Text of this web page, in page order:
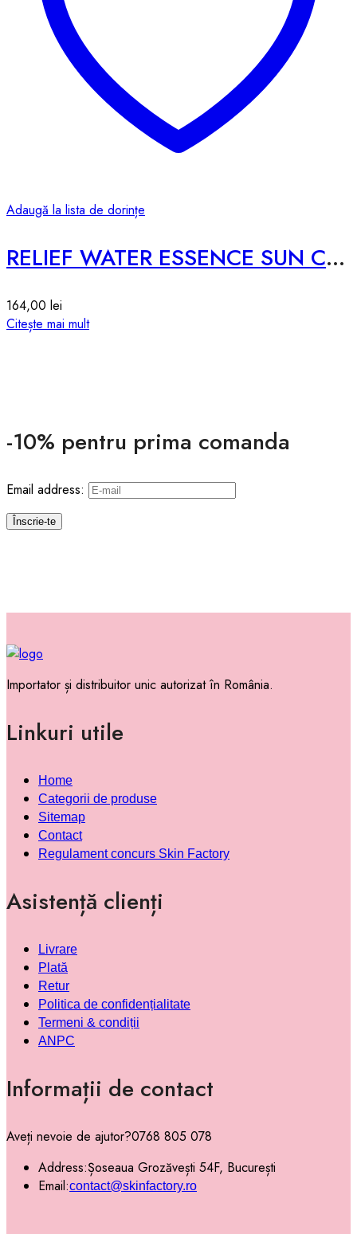
Adaugă la lista de dorințe
RELIEF WATER ESSENCE SUN CREAM – 50ml
164,00 lei
Citește mai mult
-10% pentru prima comanda
Email address:
Importator și distribuitor unic autorizat în România.
Linkuri utile
Home
Categorii de produse
Sitemap
Contact
Regulament concurs Skin Factory
Asistență clienți
Livrare
Plată
Retur
Politica de confidențialitate
Termeni & condiții
ANPC
Informații de contact
Aveți nevoie de ajutor?0768 805 078
Address:Șoseaua Grozăvești 54F, București
Email:contact@skinfactory.ro